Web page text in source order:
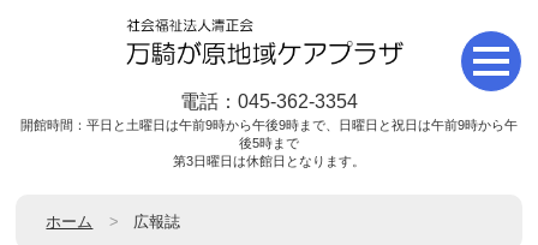
電話：045-362-3354
開館時間：平日と土曜日は午前9時から午後9時まで、日曜日と祝日は午前9時から午
後5時まで
第3日曜日は休館日となります。
ホーム 広報誌